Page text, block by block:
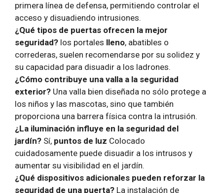
primera línea de defensa, permitiendo controlar el
acceso y disuadiendo intrusiones.
¿Qué tipos de puertas ofrecen la mejor
seguridad? los portales lleno, abatibles o
correderas, suelen recomendarse por su solidez y
su capacidad para disuadir a los ladrones.
¿Cómo contribuye una valla a la seguridad
exterior? Una valla bien diseñada no sólo protege a
los niños y las mascotas, sino que también
proporciona una barrera física contra la intrusión.
¿La iluminación influye en la seguridad del
jardín? Sí, puntos de luz Colocado
cuidadosamente puede disuadir a los intrusos y
aumentar su visibilidad en el jardín.
¿Qué dispositivos adicionales pueden reforzar la
seguridad de una puerta? La instalación de